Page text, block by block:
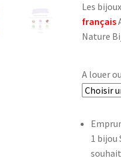
Les
français
Nature
A louer
1 bijou